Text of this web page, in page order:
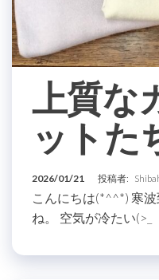
上質な
ットた
2026/01/21 投稿者:
こんにちは(*^^*) 寒
ね。 空気が冷たい(>_